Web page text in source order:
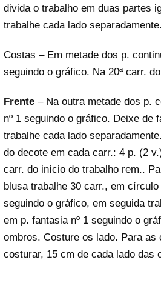
divida o trabalho em duas partes
trabalhe cada lado separadamente.
Costas – Em metade dos p.
seguindo o gráfico. Na 20ª carr.
Frente – Na outra metade dos p.
nº 1 seguindo o gráfico. Deixe de
trabalhe cada lado
do decote em cada carr.: 4 p. (2
carr. do início do trabalho rem..
blusa trabalhe 30 carr., em
seguindo o gráfico, em seguida
em p. fantasia nº 1 seguindo o
ombros. Costure os lado. Para as
costurar, 15 cm de cada lado das